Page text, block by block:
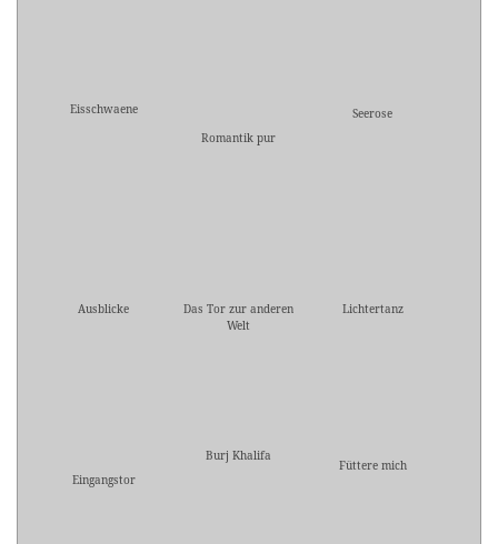
Eisschwaene
Romantik pur
Seerose
Ausblicke
Das Tor zur anderen
Welt
Lichtertanz
Eingangstor
Burj Khalifa
Füttere mich